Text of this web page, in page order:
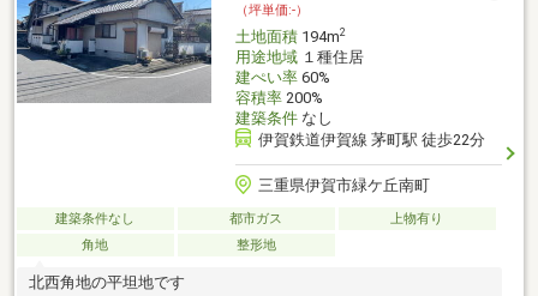
（坪単価:-）
土地面積194m2
用途地域１種住居
建ぺい率60%
容積率200%
建築条件なし
伊賀鉄道伊賀線 茅町駅 徒歩22分
三重県伊賀市緑ケ丘南町
建築条件なし 都市ガス
上物有り
角地
整形地
北西角地の平坦地です